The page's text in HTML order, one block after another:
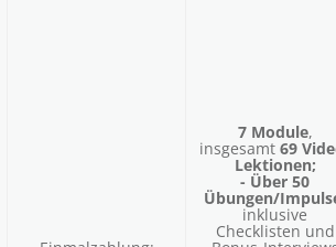
7 Module,
insgesamt 69
Lektionen;
- Über 50
Übungen/
inklusive
Checklisten und